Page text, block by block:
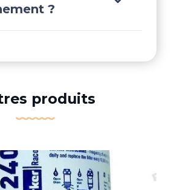
?
produits